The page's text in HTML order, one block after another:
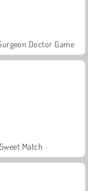
Doctor Game
Sweet Match